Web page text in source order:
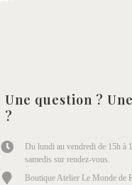
Une question ?
?
Du lundi au vendredi de 15h à
samedis sur rendez-vous.
Boutique Atelier Le Monde de